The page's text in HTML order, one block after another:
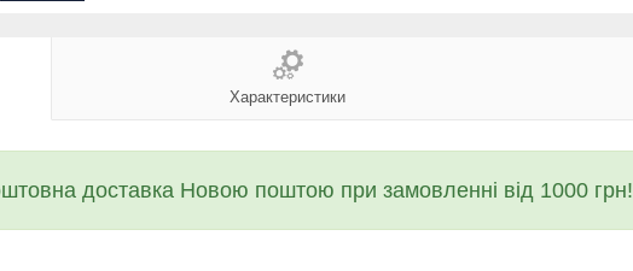
Характеристики
доставка Новою поштою при замовленні від 1000 грн!